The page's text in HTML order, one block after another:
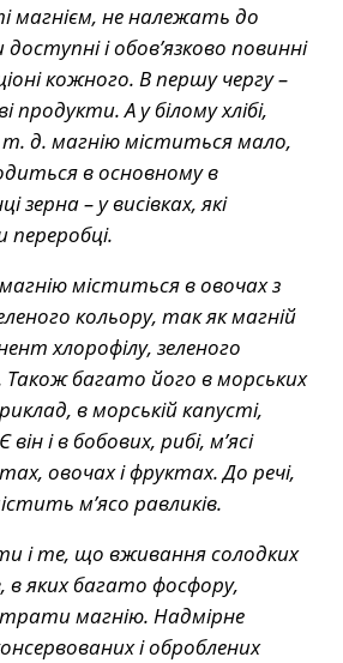
магнієм, не належать до
і обов’язково повинні
кожного. В першу чергу –
продукти. А у білому хлібі,
т. д. магнію міститься мало,
в основному в
зерна – у висівках, які
міститься в овочах з
кольору, так як магній
хлорофілу, зеленого
Також багато його в морських
в морській капусті,
і в бобових, рибі, м’ясі
овочах і фруктах. До речі,
м’ясо равликів.
і те, що вживання солодких
в яких багато фосфору,
магнію. Надмірне
і оброблених